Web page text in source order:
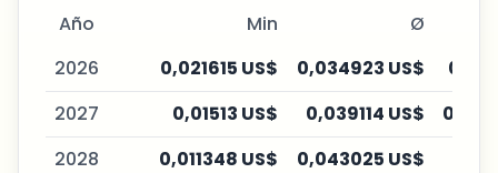
Año Min
Ø
2026
0,021615 US$ 0,034923 US$
2027
0,01513 US$ 0,039114 US$
2028
0,011348 US$ 0,043025 US$